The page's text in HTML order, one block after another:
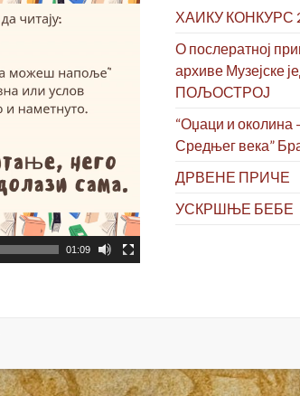
01:09
ХАИКУ КОНКУРС
О послератној
архиве Музејске
ПОЉОСТРОЈ
“Оџаци и околина
Средњег века”
ДРВЕНЕ ПРИЧЕ
УСКРШЊЕ БЕБЕ